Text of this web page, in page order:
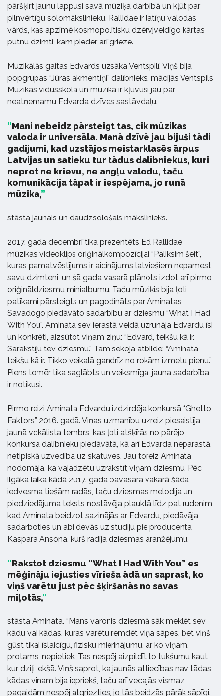
pāršķirt jaunu lappusi savā mūziķa darbībā un kļūt par
pilnvērtīgu solomākslinieku. Rallidae ir latīņu valodas
vārds, kas apzīmē kosmopolītisku dzērvjveidīgo kārtas
putnu dzimti, kam pieder arī grieze.
Muzikālās gaitas Edvards uzsāka Ventspilī. Viņš bija
popgrupas “Jūras akmentiņi” dalībnieks, mācījās Ventspils
Mūzikas vidusskolā un mūzika ir kļuvusi jau par
neatņemamu Edvarda dzīves sastāvdaļu.
Mani nebeidz pārsteigt tas, cik mūzikas
valoda ir universāla. Manā dzīvē jau bijuši tādi
gadījumi, kad uzstājos meistarklasēs ārpus
Latvijas un satieku tur tādus dalībniekus, kuri
neprot ne krievu, ne angļu valodu, taču
komunikācija tāpat ir iespējama, jo runā
mūzika,
stāsta jaunais un daudzsološais mākslinieks.
2017. gada decembrī tika prezentēts Ed Rallidae
mūzikas videoklips oriģinālkompozīcijai “Paliksim šeit”,
kuras pamatvēstījums ir aicinājums latviešiem nepamest
savu dzimteni, un šā gada vasarā plānots izdot arī pirmo
oriģināldziesmu minialbumu. Taču mūziķis bija ļoti
patīkami pārsteigts un pagodināts par Aminatas
Savadogo piedāvāto sadarbību ar dziesmu “What I Had
With You”. Aminata sev ierastā veidā uzrunāja Edvardu īsi
un konkrēti, aizsūtot viņam ziņu: “Edvard, teikšu kā ir.
Sarakstīju tev dziesmu.” Tam sekoja atbilde: “Aminata,
teikšu kā ir. Tikko veikalā gandrīz no rokām izmetu pienu.”
Piens tomēr tika saglābts un veiksmīga, jauna sadarbība
ir notikusi.
Pirmo reizi Aminata Edvardu izdzirdēja konkursā “Ghetto
Faktors” 2016. gadā. Viņas uzmanību uzreiz piesaistīja
jaunā vokālista tembrs, kas ļoti atšķīrās no pārējo
konkursa dalībnieku piedāvātā, kā arī Edvarda neparastā,
netipiskā uzvedība uz skatuves. Jau toreiz Aminata
nodomāja, ka vajadzētu uzrakstīt viņam dziesmu. Pēc
ilgāka laika kādā 2017. gada pavasara vakarā šāda
iedvesma tiešām radās, taču dziesmas melodija un
piedziedājuma teksts nostāvēja plauktā līdz pat rudenim,
kad Aminata beidzot sazinājās ar Edvardu, piedāvāja
sadarboties un abi devās uz studiju pie producenta
Kaspara Ansona, kurš radīja dziesmas aranžējumu.
Rakstot dziesmu “What I Had With You” es
mēģināju iejusties vīrieša ādā un saprast, ko
viņš varētu just pēc šķiršanās no savas
mīļotās,
stāsta Aminata. “Mans varonis dziesmā sāk meklēt sev
kādu vai kādas, kuras varētu remdēt viņa sāpes, bet viņš
gūst tikai īslaicīgu, fizisku mierinājumu, ar ko viņam,
protams, nepietiek. Tas nespēj aizpildīt to tukšumu kaut
kur dziļi iekšā. Viņš saprot, ka jaunās attiecības nav tādas,
kādas vinam bija iepriekš, taču arī vecajās vismaz
pagaidām nespēj atgriezties, jo tās beidzās pārāk sāpīgi.